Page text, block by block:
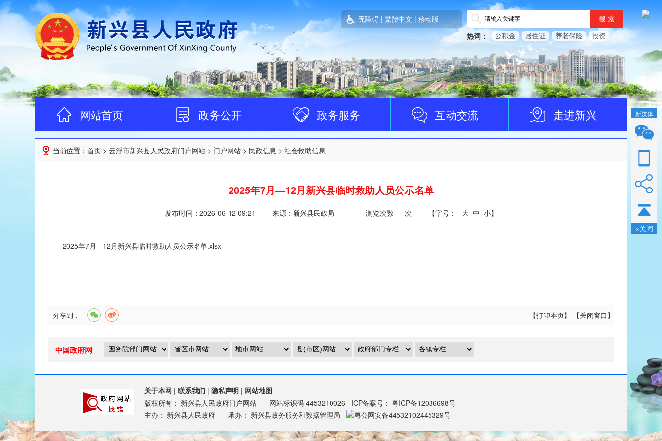
无障碍 | 繁體中文 | 移动版 搜 索
热词： 公积金 居住证 养老保险 投资
网站首页 政务公开 政务服务 互动交流 走进新兴
当前位置： 首页 > 云浮市新兴县人民政府门户网站 > 门户网站 > 民政信息 > 社会救助信息
2025年7月—12月新兴县临时救助人员公示名单
发布时间： 2026-06-12 09:21 来源：新兴县民政局 浏览次数： - 次 【字号： 大 中 小】
2025年7月—12月新兴县临时救助人员公示名单.xlsx
分享到： 【打印本页】 【关闭窗口 】
中国政府网
关于本网 | 联系我们 | 隐私声明 | 网站地图
版权所有： 新兴县人民政府门户网站 网站标识码 4453210026 ICP备案号： 粤ICP备12036698号
主办： 新兴县人民政府 承办： 新兴县政务服务和数据管理局 粤公网安备44532102445329号
新媒体
×关闭